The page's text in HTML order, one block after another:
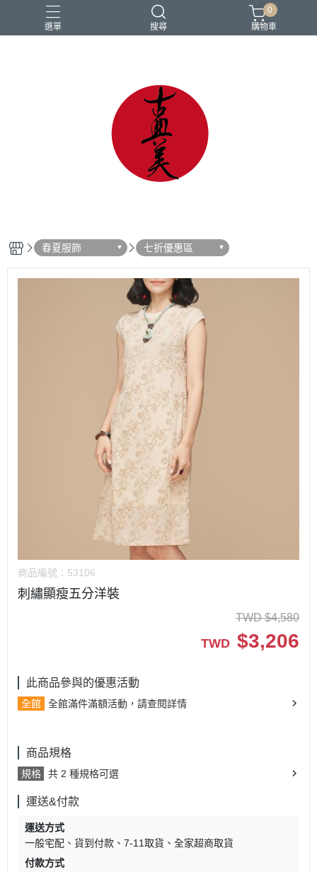
選單 搜尋
棉麻 茶禪服
0
購物車
春夏服飾 七折優惠區
商品編號： 53106
刺繡顯瘦五分洋裝
TWD $4,580
TWD $3,206
此商品參與的優惠活動
全館 全館滿件滿額活動，請查閱詳情
商品規格
規格 共 2 種規格可選
運送&付款
運送方式
一般宅配
貨到付款 7-11取貨
全家超商取貨
付款方式